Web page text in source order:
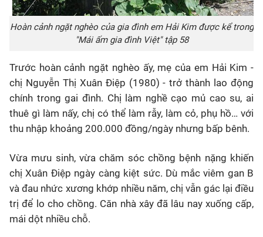
Hoàn cảnh ngặt nghèo của gia đình em Hải Kim được kể trong
"Mái ấm gia đình Việt" tập 58
Trước hoàn cảnh ngặt nghèo ấy, mẹ của em Hải Kim -
chị Nguyễn Thị Xuân Điệp (1980) - trở thành lao động
chính trong gai đình. Chị làm nghề cạo mủ cao su, ai
thuê gì làm nấy, chị có thể làm rẫy, làm cỏ, phụ hồ… với
thu nhập khoảng 200.000 đồng/ngày nhưng bấp bênh.
Vừa mưu sinh, vừa chăm sóc chồng bệnh nặng khiến
chị Xuân Điệp ngày càng kiệt sức. Dù mắc viêm gan B
và đau nhức xương khớp nhiều năm, chị vẫn gác lại điều
trị để lo cho chồng. Căn nhà xây đã lâu nay xuống cấp,
mái dột nhiều chỗ.